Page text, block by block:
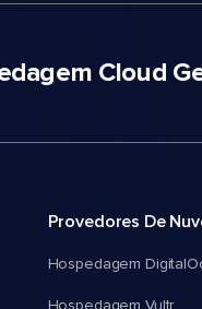
Cloud
Provedores De
Hospedagem